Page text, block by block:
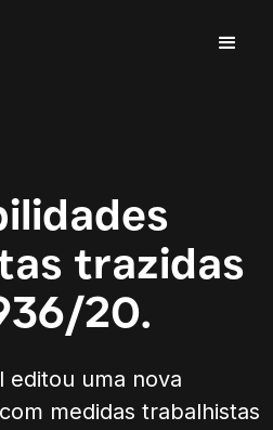
trazidas
20.
editou uma nova
medidas trabalhistas